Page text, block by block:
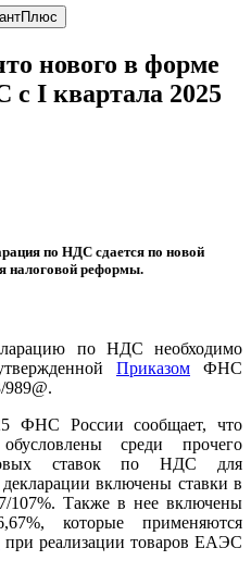
нового в форме
I квартала 2025
по НДС сдается по новой
налоговой реформы.
по НДС необходимо
Приказом ФНС
ФНС России сообщает, что
среди прочего
ставок по НДС для
включены ставки в
107%. Также в нее включены
которые применяются
при реализации товаров ЕАЭС